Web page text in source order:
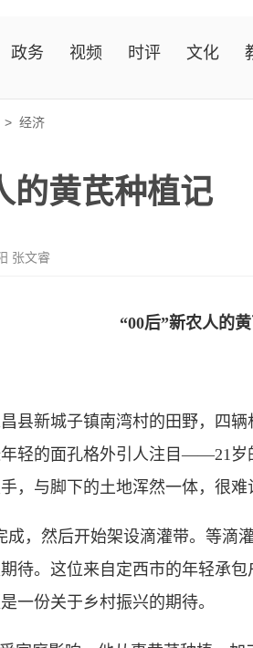
政务 视频 时评 文化
> 经济
的黄芪种植记
张文睿
“00后”新农人的
新城子镇南湾村的田野，四辆
轻的面孔格外引人注目——21
，与脚下的土地浑然一体，很难
然后开始架设滴灌带。等滴
待。这位来自定西市的年轻承
一份关于乡村振兴的期待。